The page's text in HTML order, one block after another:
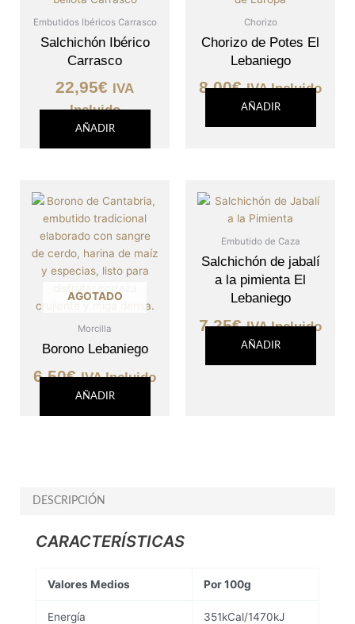
Embutidos Ibéricos Carrasco
Salchichón Ibérico
Carrasco
22,95€
IVA
Incluido
AÑADIR
Chorizo
Chorizo de Potes El
Lebaniego
8,00€ IVA Incluido
AÑADIR
se
elegir
de
AGOTADO
Morcilla
Borono Lebaniego
6,50€ IVA Incluido
AÑADIR
Embutido de Caza
Salchichón de jabalí
a la pimienta El
Lebaniego
7,25€ IVA Incluido
AÑADIR
DESCRIPCIÓN
CARACTERÍSTICAS
Valores Medios Por 100g
Energía 351kCal/1470kJ